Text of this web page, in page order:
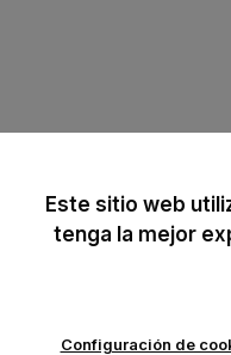
Este sitio web
tenga la mejor
Configuración de